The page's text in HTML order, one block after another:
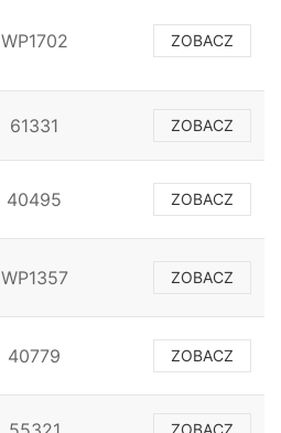
WP1702 ZOBACZ
61331 ZOBACZ
40495 ZOBACZ
WP1357 ZOBACZ
40779 ZOBACZ